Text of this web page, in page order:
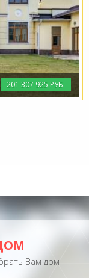
201 307 925 РУБ.
Вам дом